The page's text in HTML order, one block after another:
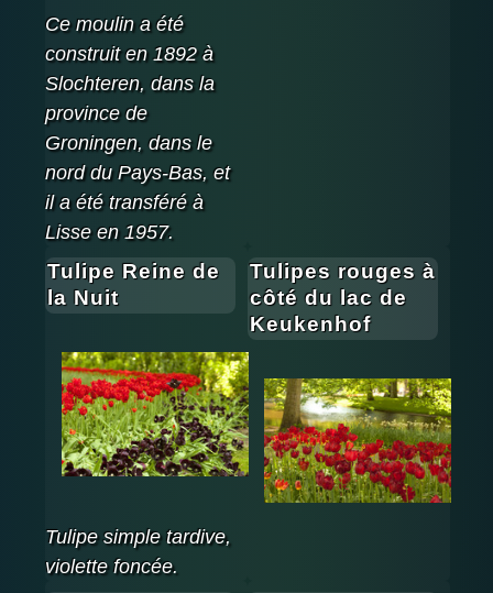
Ce moulin a été
construit en 1892 à
Slochteren, dans la
province de
Groningen, dans le
nord du Pays-Bas, et
il a été transféré à
Lisse en 1957.
Tulipe Reine de
la Nuit
Tulipe simple tardive,
violette foncée.
Tulipes rouges à
côté du lac de
Keukenhof